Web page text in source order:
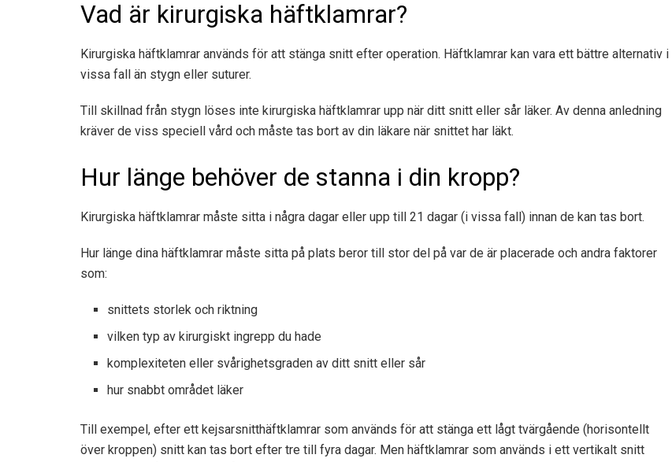
Vad är kirurgiska häftklamrar?
Kirurgiska häftklamrar används för att stänga snitt efter operation. Häftklamrar kan vara ett bättre alternativ i
vissa fall än stygn eller suturer.
Till skillnad från stygn löses inte kirurgiska häftklamrar upp när ditt snitt eller sår läker. Av denna anledning
kräver de viss speciell vård och måste tas bort av din läkare när snittet har läkt.
Hur länge behöver de stanna i din kropp?
Kirurgiska häftklamrar måste sitta i några dagar eller upp till 21 dagar (i vissa fall) innan de kan tas bort.
Hur länge dina häftklamrar måste sitta på plats beror till stor del på var de är placerade och andra faktorer
som:
snittets storlek och riktning
vilken typ av kirurgiskt ingrepp du hade
komplexiteten eller svårighetsgraden av ditt snitt eller sår
hur snabbt området läker
Till exempel, efter ett kejsarsnitthäftklamrar som används för att stänga ett lågt tvärgående (horisontellt
över kroppen) snitt kan tas bort efter tre till fyra dagar. Men häftklamrar som används i ett vertikalt snitt